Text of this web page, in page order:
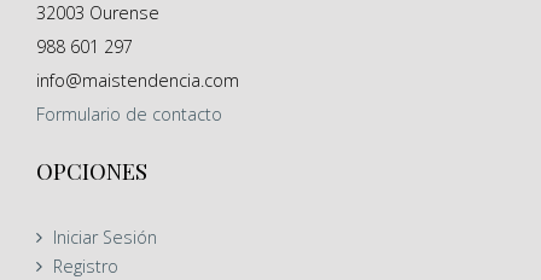
32003 Ourense
988 601 297
info@maistendencia.com
Formulario de contacto
OPCIONES
Iniciar Sesión
Registro